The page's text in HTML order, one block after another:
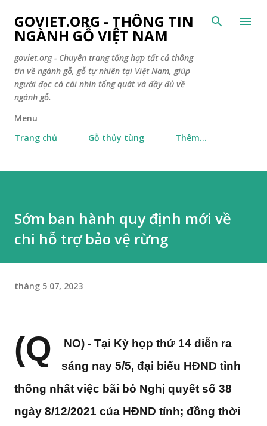
Chuyển đến nội dung chính
GOVIET.ORG - THÔNG TIN
NGÀNH GỖ VIỆT NAM
goviet.org - Chuyên trang tổng hợp tất cả thông
tin về ngành gỗ, gỗ tự nhiên tại Việt Nam, giúp
người đọc có cái nhìn tổng quát và đầy đủ về
ngành gỗ.
Menu
Trang chủ
Gỗ thủy tùng Thêm…
Sớm ban hành quy định mới về
chi hỗ trợ bảo vệ rừng
tháng 5 07, 2023
(Q
NO) - Tại Kỳ họp thứ 14 diễn ra
sáng nay 5/5, đại biểu HĐND tỉnh
thống nhất việc bãi bỏ Nghị quyết số 38
ngày 8/12/2021 của HĐND tỉnh; đồng thời